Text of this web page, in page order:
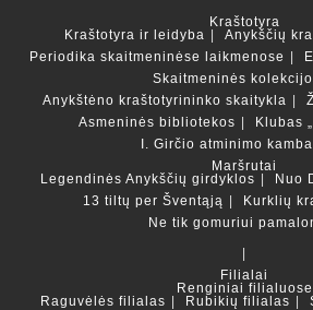
Kraštotyra
Kraštotyra ir leidyba
Anykščių
Periodika skaitmeninėse laikmenose
Skaitmeninės
Anykštėno kraštotyrininko skaitykla
Asmeninės bibliotekos
Klubas
I. Girčio atminimo
Maršrutai
Legendinės Anykščių girdyklos
Nuo
13 tiltų per Šventąją
Kurklių
Ne tik gomuriui
Filialai
Renginiai filialuose
Raguvėlės filialas
Rubikių filialas